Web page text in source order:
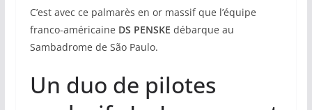
C’est avec ce palmarès en or massif que l’équipe
franco-américaine DS PENSKE débarque au
Sambadrome de São Paulo.
Un duo de pilotes